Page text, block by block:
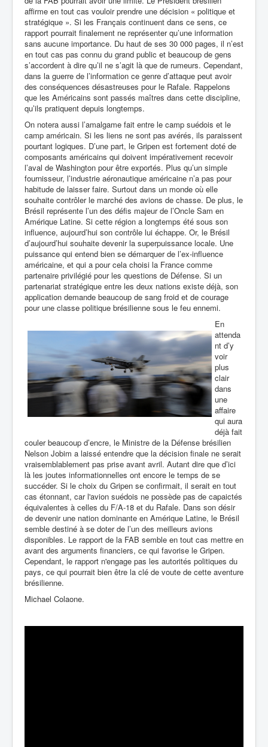
affirme en tout cas vouloir prendre une décision « politique et
stratégique ». Si les Français continuent dans ce sens, ce
rapport pourrait finalement ne représenter qu’une information
sans aucune importance. Du haut de ses 30 000 pages, il n’est
en tout cas pas connu du grand public et beaucoup de gens
s’accordent à dire qu’il ne s’agit là que de rumeurs. Cependant,
dans la guerre de l’information ce genre d’attaque peut avoir
des conséquences désastreuses pour le Rafale. Rappelons
que les Américains sont passés maîtres dans cette discipline,
qu’ils pratiquent depuis longtemps.
On notera aussi l’amalgame fait entre le camp suédois et le
camp américain. Si les liens ne sont pas avérés, ils paraissent
pourtant logiques. D’une part, le Gripen est fortement doté de
composants américains qui doivent impérativement recevoir
l’aval de Washington pour être exportés. Plus qu’un simple
fournisseur, l’industrie aéronautique américaine n’a pas pour
habitude de laisser faire. Surtout dans un monde où elle
souhaite contrôler le marché des avions de chasse. De plus, le
Brésil représente l’un des défis majeur de l’Oncle Sam en
Amérique Latine. Si cette région a longtemps été sous son
influence, aujourd’hui son contrôle lui échappe. Or, le Brésil
d’aujourd’hui souhaite devenir la superpuissance locale. Une
puissance qui entend bien se démarquer de l’ex-influence
américaine, et qui a pour cela choisi la France comme
partenaire privilégié pour les questions de Défense. Si un
partenariat stratégique entre les deux nations existe déjà, son
application demande beaucoup de sang froid et de courage
pour une classe politique brésilienne sous le feu ennemi.
En
attenda
nt d’y
voir
plus
clair
dans
une
affaire
qui aura
déjà fait
couler beaucoup d’encre, le Ministre de la Défense brésilien
Nelson Jobim a laissé entendre que la décision finale ne serait
vraisemblablement pas prise avant avril. Autant dire que d’ici
là les joutes informationnelles ont encore le temps de se
succéder. Si le choix du Gripen se confirmait, il serait en tout
cas étonnant, car l'avion suédois ne possède pas de capaictés
équivalentes à celles du F/A-18 et du Rafale. Dans son désir
de devenir une nation dominante en Amérique Latine, le Brésil
semble destiné à se doter de l’un des meilleurs avions
disponibles. Le rapport de la FAB semble en tout cas mettre en
avant des arguments financiers, ce qui favorise le Gripen.
Cependant, le rapport n'engage pas les autorités politiques du
pays, ce qui pourrait bien être la clé de voute de cette aventure
brésilienne.
Michael Colaone.